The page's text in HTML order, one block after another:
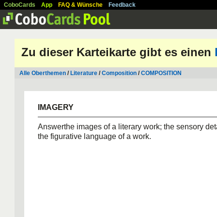
CoboCards App FAQ & Wünsche Feedback
Zu dieser Karteikarte gibt es einen
Alle Oberthemen / Literature /Composition /COMPOSITION
IMAGERY
Answerthe images of a literary work; the sensory
the figurative language of a work.